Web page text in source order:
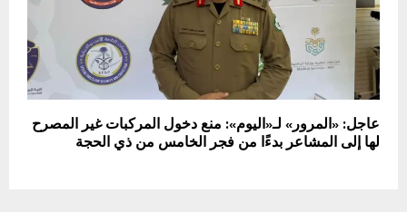
عاجل: «المرور» لـ«اليوم»: منع دخول المركبات غير المصرح
لها إلى المشاعر بدءًا من فجر الخامس من ذي الحجة